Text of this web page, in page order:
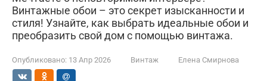
Винтажные обои – это секрет изысканности и
стиля! Узнайте, как выбрать идеальные обои и
преобразить свой дом с помощью винтажа.
Опубликовано: 13 Апр 2026 Винтаж Елена Смирнова